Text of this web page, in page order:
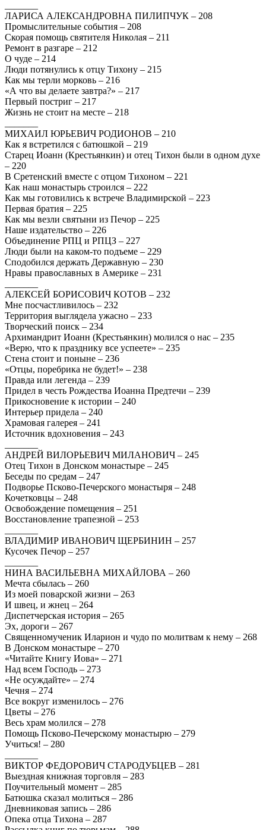
ЛАРИСА АЛЕКСАНДРОВНА ПИЛИПЧУК – 208
Промыслительные события – 208
Скорая помощь святителя Николая – 211
Ремонт в разгаре – 212
О чуде – 214
Люди потянулись к отцу Тихону – 215
Как мы терли морковь – 216
«А что вы делаете завтра?» – 217
Первый постриг – 217
Жизнь не стоит на месте – 218
МИХАИЛ ЮРЬЕВИЧ РОДИОНОВ – 210
Как я встретился с батюшкой – 219
Старец Иоанн (Крестьянкин) и отец Тихон были в одном духе
– 220
В Сретенский вместе с отцом Тихоном – 221
Как наш монастырь строился – 222
Как мы готовились к встрече Владимирской – 223
Первая братия – 225
Как мы везли святыни из Печор – 225
Наше издательство – 226
Объединение РПЦ и РПЦЗ – 227
Люди были на каком-то подъеме – 229
Сподобился держать Державную – 230
Нравы православных в Америке – 231
АЛЕКСЕЙ БОРИСОВИЧ КОТОВ – 232
Мне посчастливилось – 232
Территория выглядела ужасно – 233
Творческий поиск – 234
Архимандрит Иоанн (Крестьянкин) молился о нас – 235
«Верю, что к празднику все успеете» – 235
Стена стоит и поныне – 236
«Отцы, поребрика не будет!» – 238
Правда или легенда – 239
Придел в честь Рождества Иоанна Предтечи – 239
Прикосновение к истории – 240
Интерьер придела – 240
Храмовая галерея – 241
Источник вдохновения – 243
АНДРЕЙ ВИЛОРЬЕВИЧ МИЛАНОВИЧ – 245
Отец Тихон в Донском монастыре – 245
Беседы по средам – 247
Подворье Псково-Печерского монастыря – 248
Кочетковцы – 248
Освобождение помещения – 251
Восстановление трапезной – 253
ВЛАДИМИР ИВАНОВИЧ ЩЕРБИНИН – 257
Кусочек Печор – 257
НИНА ВАСИЛЬЕВНА МИХАЙЛОВА – 260
Мечта сбылась – 260
Из моей поварской жизни – 263
И швец, и жнец – 264
Диспетчерская история – 265
Эх, дороги – 267
Священномученик Иларион и чудо по молитвам к нему – 268
В Донском монастыре – 270
«Читайте Книгу Иова» – 271
Над всем Господь – 273
«Не осуждайте» – 274
Чечня – 274
Все вокруг изменилось – 276
Цветы – 276
Весь храм молился – 278
Помощь Псково-Печерскому монастырю – 279
Учиться! – 280
ВИКТОР ФЕДОРОВИЧ СТАРОДУБЦЕВ – 281
Выездная книжная торговля – 283
Поучительный момент – 285
Батюшка сказал молиться – 286
Дневниковая запись – 286
Опека отца Тихона – 287